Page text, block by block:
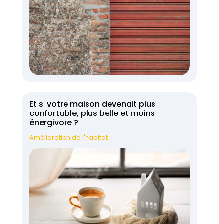
Et si votre maison devenait plus
confortable, plus belle et moins
énergivore ?
Amélioration de l'habitat